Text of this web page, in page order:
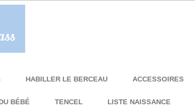
HABILLER LE BERCEAU ACCESSOIRES
BÉBÉ TENCEL LISTE NAISSANCE